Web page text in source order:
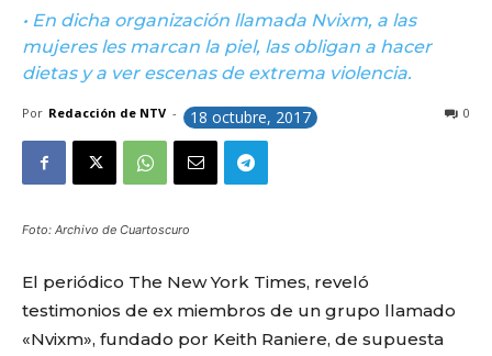
• En dicha organización llamada Nvixm, a las
mujeres les marcan la piel, las obligan a hacer
dietas y a ver escenas de extrema violencia.
Por Redacción de NTV - 18 octubre, 2017 0
Foto: Archivo de Cuartoscuro
El periódico The New York Times, reveló
testimonios de ex miembros de un grupo llamado
«Nvixm», fundado por Keith Raniere, de supuesta